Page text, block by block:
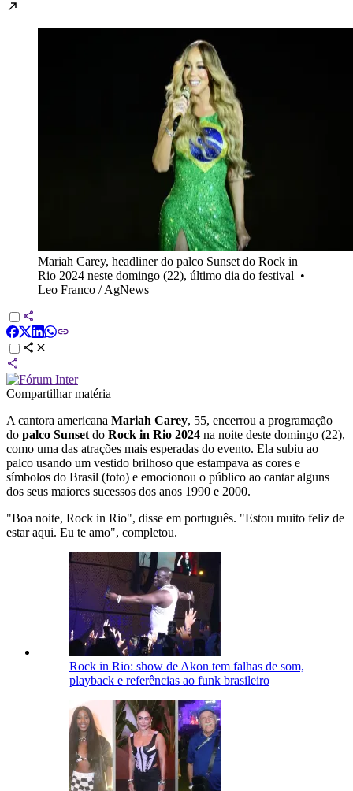
Mariah Carey, headliner do palco Sunset do Rock in
Rio 2024 neste domingo (22), último dia do festival •
Leo Franco / AgNews
Compartilhar matéria
A cantora americana Mariah Carey, 55, encerrou a programação
do palco Sunset do Rock in Rio 2024 na noite deste domingo (22),
como uma das atrações mais esperadas do evento. Ela subiu ao
palco usando um vestido brilhoso que estampava as cores e
símbolos do Brasil (foto) e emocionou o público ao cantar alguns
dos seus maiores sucessos dos anos 1990 e 2000.
"Boa noite, Rock in Rio", disse em português. "Estou muito feliz de
estar aqui. Eu te amo", completou.
Rock in Rio: show de Akon tem falhas de som,
playback e referências ao funk brasileiro